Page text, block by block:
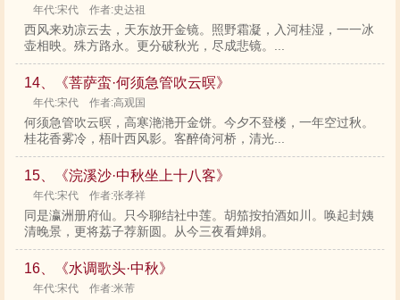
年代:宋代 作者:史达祖
西风来劝凉云去，天东放开金镜。照野霜凝，入河桂湿，一一冰
壶相映。殊方路永。更分破秋光，尽成悲镜。...
14、《菩萨蛮·何须急管吹云暝》
年代:宋代 作者:高观国
何须急管吹云暝，高寒滟滟开金饼。今夕不登楼，一年空过秋。
桂花香雾冷，梧叶西风影。客醉倚河桥，清光...
15、《浣溪沙·中秋坐上十八客》
年代:宋代 作者:张孝祥
同是瀛洲册府仙。只今聊结社中莲。胡笳按拍酒如川。唤起封姨
清晚景，更将荔子荐新圆。从今三夜看婵娟。
16、《水调歌头·中秋》
年代:宋代 作者:米芾